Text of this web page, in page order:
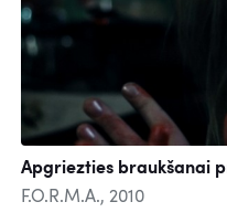
Apgriezties braukšanai
F.O.R.M.A., 2010